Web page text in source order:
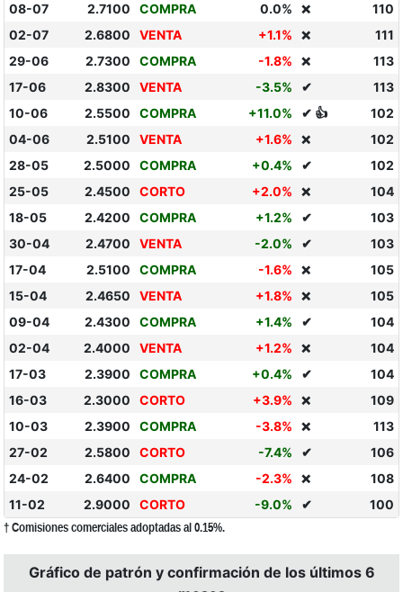
08-07 2.7100 COMPRA 0.0% ❌
110
02-07
2.6800 VENTA +1.1% ❌
111
29-06
2.7300 COMPRA -1.8% ❌
113
17-06
2.8300 VENTA -3.5% ✔
113
10-06
2.5500 COMPRA +11.0% ✔ 👍
102
04-06
2.5100 VENTA +1.6% ❌
102
28-05
2.5000 COMPRA +0.4% ✔
102
25-05
2.4500 CORTO +2.0% ❌
104
18-05
2.4200 COMPRA +1.2% ✔
103
30-04
2.4700 VENTA -2.0% ✔
103
17-04
2.5100 COMPRA -1.6% ❌
105
15-04
2.4650 VENTA +1.8% ❌
105
09-04
2.4300 COMPRA +1.4% ✔
104
02-04
2.4000 VENTA +1.2% ❌
104
17-03
2.3900 COMPRA +0.4% ✔
104
16-03
2.3000 CORTO +3.9% ❌
109
10-03
2.3900 COMPRA -3.8% ❌
113
27-02
2.5800 CORTO -7.4% ✔
106
24-02
2.6400 COMPRA -2.3% ❌
108
11-02
2.9000 CORTO -9.0% ✔ 100
† Comisiones comerciales adoptadas al 0.15%.
Gráfico de patrón y confirmación de los últimos 6